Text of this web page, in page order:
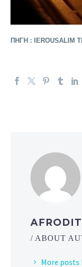
ΠΗΓΗ : IEROUSALIM
/ ABOUT
More